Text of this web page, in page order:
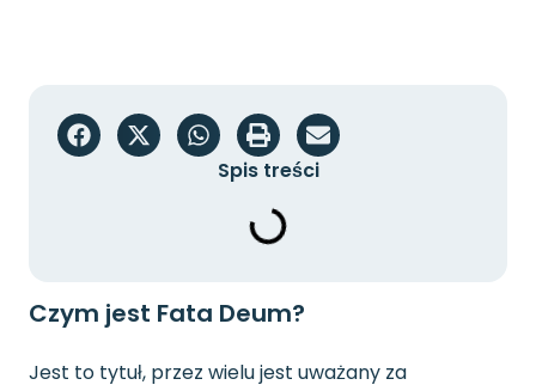
Spis treści
Czym jest Fata Deum?
Jest to tytuł, przez wielu jest uważany za